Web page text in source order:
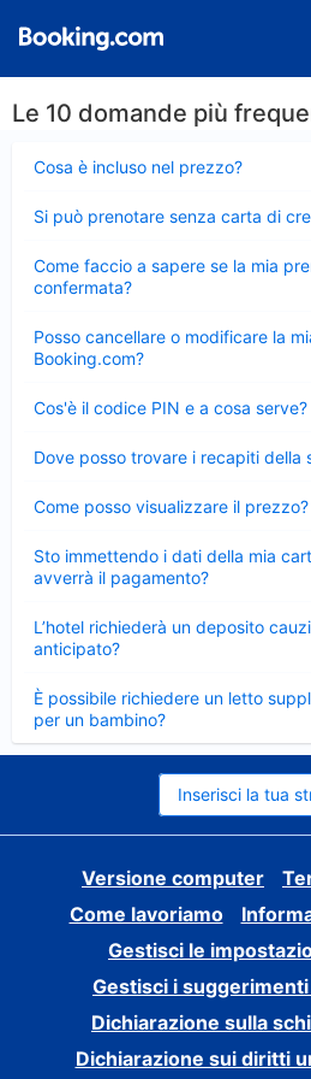
Le 10 domande più
Cosa è incluso nel prezzo?
chiuso
Si può prenotare senza carta di
chiuso
Come faccio a sapere se la mia
confermata?
chiuso
Posso cancellare o modificare la
Booking.com?
chiuso
Cos'è il codice PIN e a cosa serve?
chiuso
Dove posso trovare i recapiti della
chiuso
Come posso visualizzare il prezzo?
chiuso
Sto immettendo i dati della mia
avverrà il pagamento?
chiuso
L’hotel richiederà un deposito
anticipato?
chiuso
È possibile richiedere un letto
per un bambino?
Elemento
chiuso
Inserisci la tua
Versione computer
Come lavoriamo
Gestisci le
Gestisci i
Dichiarazione sulla
Dichiarazione sui diritti